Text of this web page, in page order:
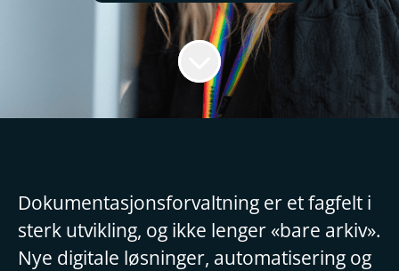
Dokumentasjonsforvaltning er et fagfelt i
sterk utvikling, og ikke lenger «bare arkiv».
Nye digitale løsninger, automatisering og